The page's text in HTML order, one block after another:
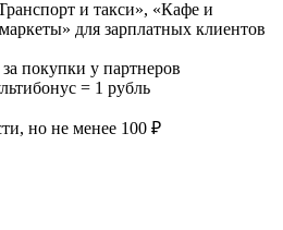
и такси», «Кафе и
для зарплатных клиентов
покупки у партнеров
= 1 рубль
но не менее 100 ₽